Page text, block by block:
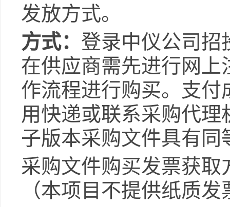
发放方式。
方式： 登录中仪公司招
在供应商需先进行网
作流程进行购买。支付
用快递或联系采购代
子版本采购文件具有同
采购文件购买发票获取
（本项目不提供纸质发